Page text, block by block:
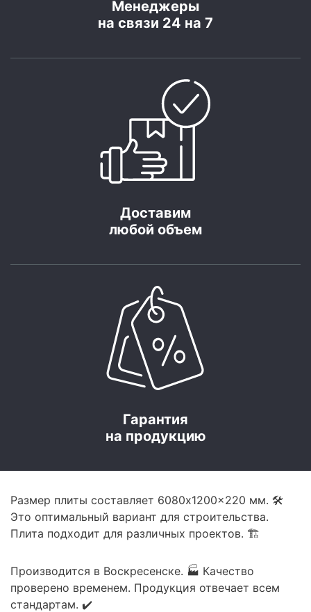
Менеджеры
на связи 24 на 7
Доставим
любой объем
Гарантия
на продукцию
Размер плиты составляет 6080x1200x220 мм. 🛠️
Это оптимальный вариант для строительства.
Плита подходит для различных проектов. 🏗️
Производится в Воскресенске. 🏭 Качество
проверено временем. Продукция отвечает всем
стандартам. ✔️